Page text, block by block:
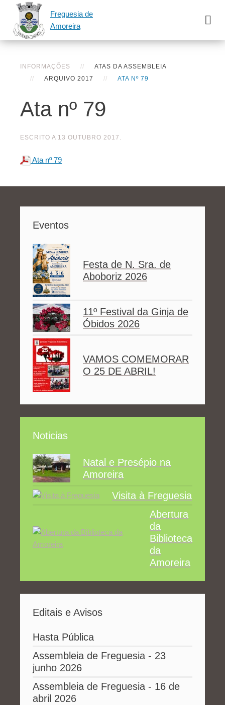
Freguesia de
Amoreira
INFORMAÇÕES
ATAS DA ASSEMBLEIA
ARQUIVO 2017
ATA Nº 79
Ata nº 79
ESCRITO A 13 OUTUBRO 2017 .
Ata nº 79
Eventos
Festa de N. Sra. de
Aboboriz 2026
11º Festival da Ginja de
Óbidos 2026
VAMOS COMEMORAR
O 25 DE ABRIL!
Noticias
Natal e Presépio na
Amoreira
Visita à Freguesia
Abertura
da
Biblioteca
da
Amoreira
Editais e Avisos
Hasta Pública
Assembleia de Freguesia - 23
junho 2026
Assembleia de Freguesia - 16 de
abril 2026